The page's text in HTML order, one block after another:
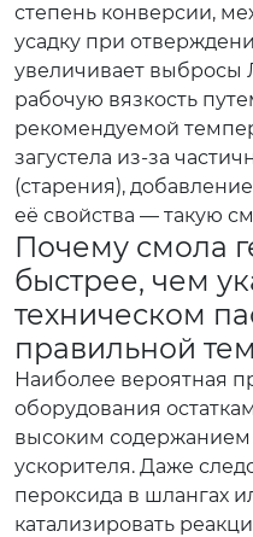
степень конверсии,
усадку при
увеличивает выбросы
рабочую вязкость
рекомендуемой
загустела из-за
(старения),
её свойства — такую
Почему смола
быстрее, чем
техническом
правильной
Наиболее вероятная
оборудования
высоким
ускорителя. Даже
пероксида в шлангах
катализировать